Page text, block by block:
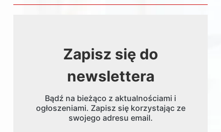
Zapisz się do
newslettera
Bądź na bieżąco z aktualnościami i
ogłoszeniami. Zapisz się korzystając ze
swojego adresu email.